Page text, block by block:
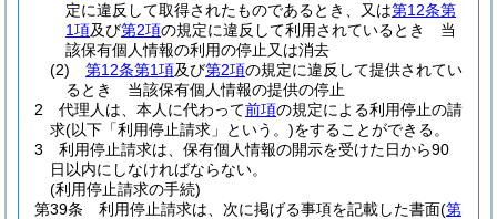
定に違反して取得されたものであるとき、又は第12条第
1項及び第2項の規定に違反して利用されているとき 当
該保有個人情報の利用の停止又は消去
(2)
第12条第1項及び第2項の規定に違反して提供されてい
るとき 当該保有個人情報の提供の停止
2
代理人は、本人に代わって前項の規定による利用停止の請
求(以下「利用停止請求」という。)をすることができる。
3
利用停止請求は、保有個人情報の開示を受けた日から90
日以内にしなければならない。
(利用停止請求の手続)
第39条
利用停止請求は、次に掲げる事項を記載した書面(第